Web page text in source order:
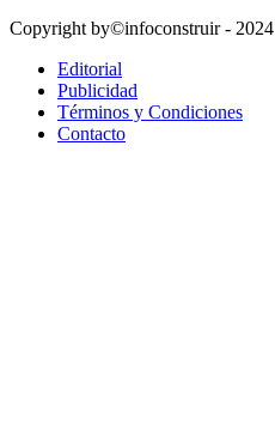
Copyright by©infoconstruir - 2024
Editorial
Publicidad
Términos y Condiciones
Contacto